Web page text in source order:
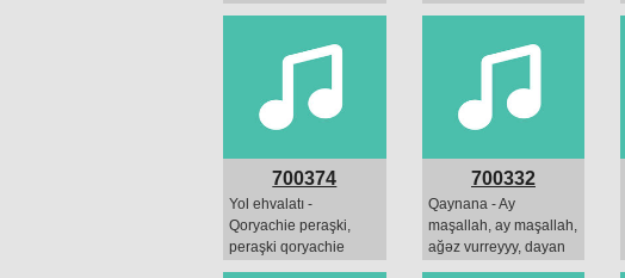
tanımadım, bə
Məhəmmədov...
700374
Yol ehvalatı -
Qoryachie peraşki,
peraşki qoryachie
700332
Qaynana - Ay
maşallah, ay maşallah,
ağəz vurreyyy, dayan
bir əl çalım sənə...